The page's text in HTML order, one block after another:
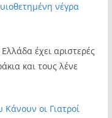
νέγρα
έχει αριστερές
και τους λένε
οι Γιατροί